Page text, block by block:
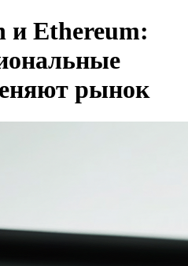
и Ethereum:
рынок